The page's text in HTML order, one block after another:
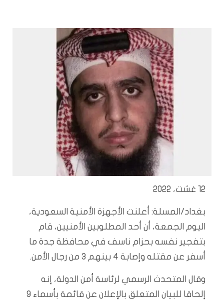
12 غشت، 2022
بغداد/المسلة: أعلنت الأجهزة الأمنية السعودية،
اليوم الجمعة، أن أحد المطلوبين الأمنيين، قام
بتفجير نفسه بحزام ناسف في محافظة جدة ما
أسفر عن مقتله وإصابة 4 بينهم 3 من رجال الأمن.
وقال المتحدث الرسمي لرئاسة أمن الدولة، إنه
إلحاقا للبيان المتعلق بالإعلان عن قائمة بأسماء 9